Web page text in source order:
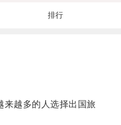
排行
越多的人选择出国旅